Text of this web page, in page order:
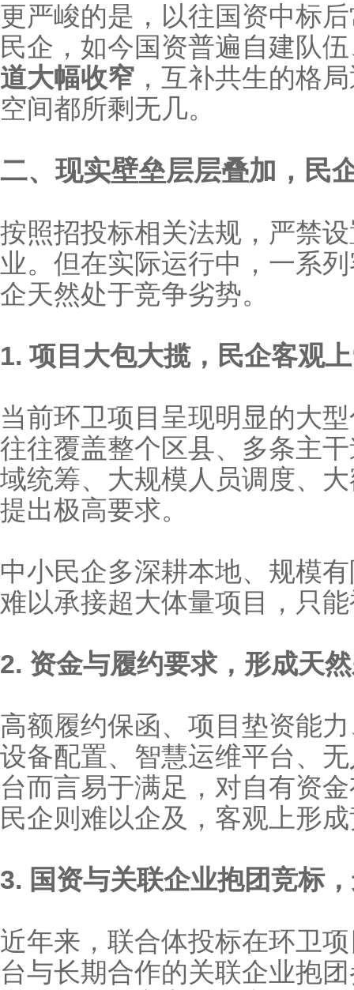
更严峻的是，以往国资中标
民企，如今国资普遍自建队
道大幅收窄 ，互补共生的格
空间都所剩无几。
二、现实壁垒层层叠加，民
按照招投标相关法规，严禁
业。但在实际运行中，一系
企天然处于竞争劣势。
1. 项目大包大揽，民企客观
当前环卫项目呈现明显的大型
往往覆盖整个区县、多条主
域统筹、大规模人员调度
提出极高要求。
中小民企多深耕本地、规模
难以承接超大体量项目，只
2. 资金与履约要求，形成天
高额履约保函、项目垫资能
设备配置、智慧运维平台、
台而言易于满足，对自有资
民企则难以企及，客观上形
3. 国资与关联企业抱团竞标
近年来，联合体投标在环卫项目
台与长期合作的关联企业抱